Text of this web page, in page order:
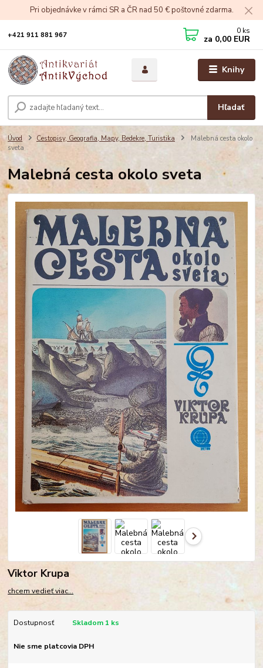
Pri objednávke v rámci SR a ČR nad 50 € poštovné zdarma.
Knihy
Hľadať
+421 911 881 967 0 ks
za 0,00 EUR
Úvod Cestopisy, Geografia, Mapy, Bedekre, Turistika
Malebná cesta okolo
sveta
Malebná cesta okolo sveta
Viktor Krupa
chcem vedieť viac...
Dostupnosť Skladom 1 ks
Nie sme platcovia DPH